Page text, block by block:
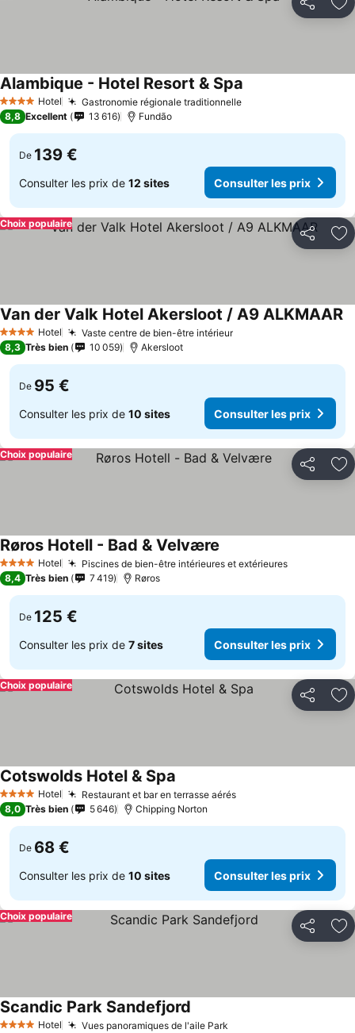
Partager
4 Étoiles Hotel Gastronomie régionale traditionnelleConsulter les prix
Alambique - Hotel Resort & Spa
8,8 Excellent 13 616 Fundão
De 139 €
Consulter les prix de 12 sites Consulter les prix
Partager
Choix populaire
4 Étoiles Hotel Vaste centre de bien-être intérieurConsulter les prix
Van der Valk Hotel Akersloot / A9 ALKMAAR
8,3 Très bien 10 059 Akersloot
De 95 €
Consulter les prix de 10 sites Consulter les prix
Partager
Choix populaire
4 Étoiles Hotel Piscines de bien-être intérieures et extérieuresConsulter
Røros Hotell - Bad & Velvære
8,4 Très bien 7 419 Røros
De 125 €
Consulter les prix de 7 sites Consulter les prix
Partager
Choix populaire
4 Étoiles Hotel Restaurant et bar en terrasse aérésConsulter les prix
Cotswolds Hotel & Spa
8,0 Très bien 5 646 Chipping Norton
De 68 €
Consulter les prix de 10 sites Consulter les prix
Partager
Choix populaire
4 Étoiles Hotel Vues panoramiques de l'aile Park
Scandic Park Sandefjord